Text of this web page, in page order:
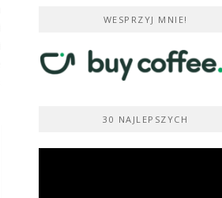
WESPRZYJ MNIE!
30 NAJLEPSZYCH